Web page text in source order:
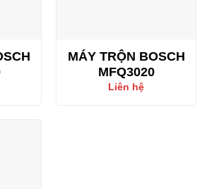
MÁY TRỘN BOSCH
MFQ3020
Liên hệ